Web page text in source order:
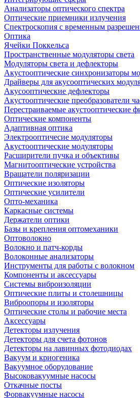
Анализаторы оптического спектра
Оптические приемники излучения
Спектроскопия с временным
Оптика
Ячейки Поккельса
Пространственные модуляторы света
Модуляторы света и дефлекторы
Акустооптические синхронизаторы
Драйверы для акусооптических
Акусооптические дефлекторы
Акустооптические преобразователи
Перестраиваемые акустооптические
Оптические компоненты
Адаптивная оптика
Электрооптичесие модуляторы
Акустооптические модуляторы
Расширители пучка и объективы
Магнитооптические устройства
Вращатели поляризации
Оптические изоляторы
Оптические усилители
Опто-механика
Каркасные системы
Держатели оптики
Базы и крепления оптомеханики
Оптоволокно
Волокно и патч-корды
Волоконные анализаторы
Инструменты для работы с волокном
Компоненты и аксессуары
Системы виброизоляции
Оптические плиты и столешницы
Виброопоры и изоляторы
Оптические столы и рабочие места
Аксессуары
Детекторы излучения
Детекторы для счета фотонов
Детекторы на лавинных фотодиодах
Вакуум и криогеника
Вакуумное оборудование
Высоковакуумные насосы
Откачные посты
Форвакуумные насосы